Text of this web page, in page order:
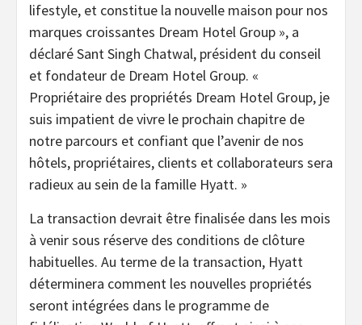
lifestyle, et constitue la nouvelle maison pour nos
marques croissantes Dream Hotel Group », a
déclaré Sant Singh Chatwal, président du conseil
et fondateur de Dream Hotel Group. «
Propriétaire des propriétés Dream Hotel Group, je
suis impatient de vivre le prochain chapitre de
notre parcours et confiant que l’avenir de nos
hôtels, propriétaires, clients et collaborateurs sera
radieux au sein de la famille Hyatt. »
La transaction devrait être finalisée dans les mois
à venir sous réserve des conditions de clôture
habituelles. Au terme de la transaction, Hyatt
déterminera comment les nouvelles propriétés
seront intégrées dans le programme de